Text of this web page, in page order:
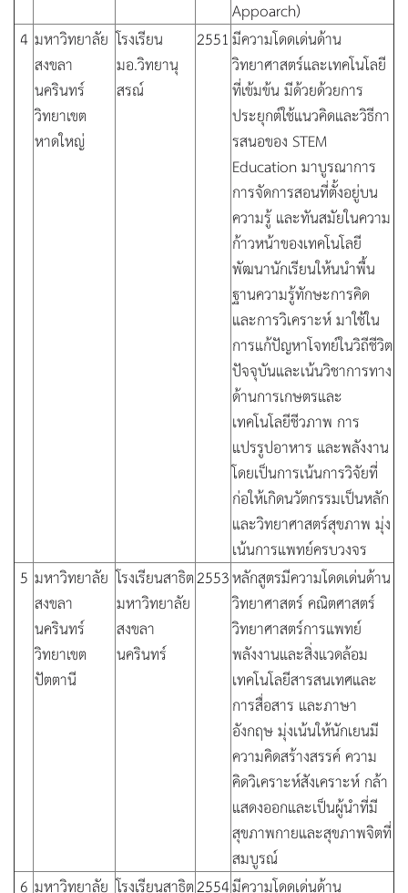
Appoarch)
4 มหาวิทยาลัย
สงขลา
นครินทร์
วิทยาเขต
หาดใหญ่
โรงเรียน
มอ.วิทยานุ
สรณ์
2551มีความโดดเด่นด้าน
วิทยาศาสตร์และเทคโนโลยี
ที่เข้มข้น มีด้วยด้วยการ
ประยุกต์ใช้แนวคิดและวิธีกา
รสนอของ STEM
Education มาบูรณาการ
การจัดการสอนที่ตั้งอยู่บน
ความรู้ และทันสมัยในความ
ก้าวหน้าของเทคโนโลยี
พัฒนานักเรียนให้นนำพื้น
ฐานความรู้ทักษะการคิด
และการวิเคราะห์ มาใช้ใน
การแก้ปัญหาโจทย์ในวิถีชีวิต
ปัจจุบันและเน้นวิชาการทาง
ด้านการเกษตรและ
เทคโนโลยีชีวภาพ การ
แปรรูปอาหาร และพลังงาน
โดยเป็นการเน้นการวิจัยที่
ก่อให้เกิดนวัตกรรมเป็นหลัก
และวิทยาศาสตร์สุขภาพ มุ่ง
เน้นการแพทย์ครบวงจร
5 มหาวิทยาลัย
สงขลา
นครินทร์
วิทยาเขต
ปัตตานี
โรงเรียนสาธิต
มหาวิทยาลัย
สงขลา
นครินทร์
2553หลักสูตรมีความโดดเด่นด้าน
วิทยาศาสตร์ คณิตศาสตร์
วิทยาศาสตร์การแพทย์
พลังงานและสิ่งแวดล้อม
เทคโนโลยีสารสนเทศและ
การสื่อสาร และภาษา
อังกฤษ มุ่งเน้นให้นักเยนมี
ความคิดสร้างสรรค์ ความ
คิดวิเคราะห์สังเคราะห์ กล้า
แสดงออกและเป็นผู้นำที่มี
สุขภาพกายและสุขภาพจิตที่
สมบูรณ์
6 มหาวิทยาลัย โรงเรียนสาธิต2554มีความโดดเด่นด้าน